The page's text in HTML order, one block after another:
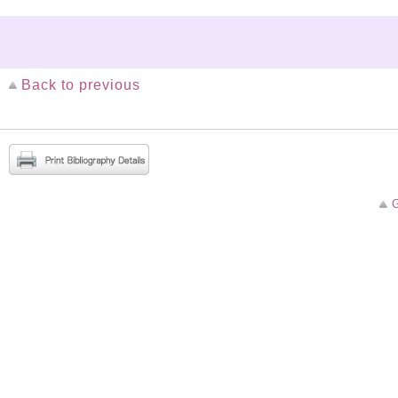
Back to previous